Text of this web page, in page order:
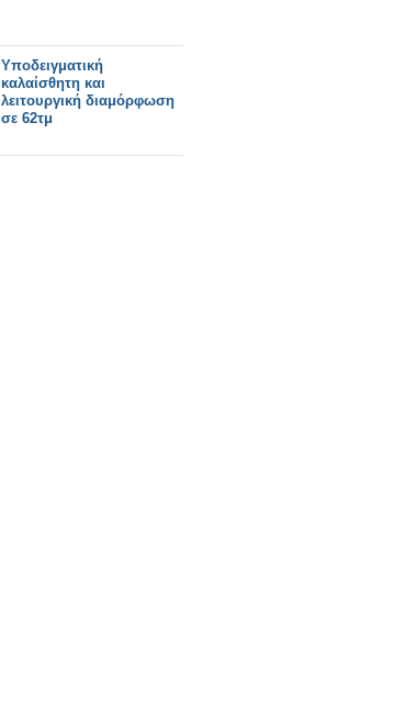
Υποδειγματική
καλαίσθητη και
λειτουργική διαμόρφωση
σε 62τμ